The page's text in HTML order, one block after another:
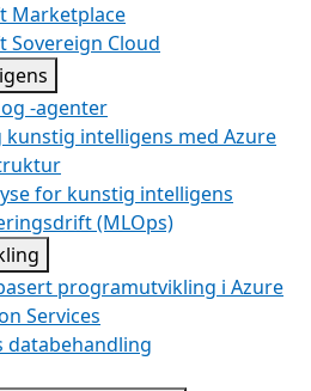
Marketplace
Sovereign Cloud
-agenter
kunstig intelligens med Azure
for kunstig intelligens
(MLOps)
programutvikling i Azure
Services
databehandling